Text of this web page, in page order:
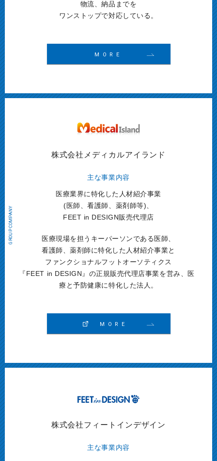
物流、納品までを
ワンストップで対応している。
MORE
株式会社メディカルアイランド
主な事業内容
医療業界に特化した人材紹介事業
(医師、看護師、薬剤師等)、
FEET in DESIGN販売代理店
医療現場を担うキーパーソンである医師、
看護師、薬剤師に特化した人材紹介事業と
ファンクショナルフットオーソティクス
『FEET in DESIGN』の正規販売代理店事業を営み、
医
療と予防健康に特化した法人。
MORE
株式会社フィートインデザイン
主な事業内容